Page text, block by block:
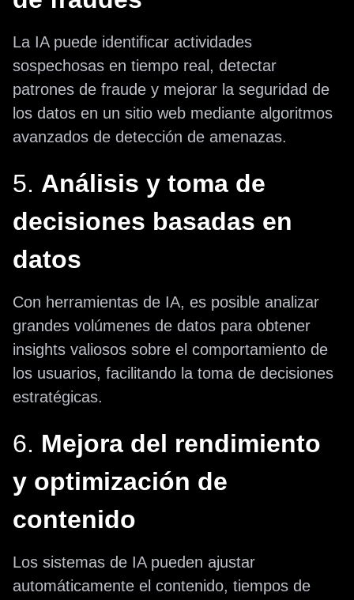
La IA puede identificar actividades
sospechosas en tiempo real, detectar
patrones de fraude y mejorar la seguridad de
los datos en un sitio web mediante algoritmos
avanzados de detección de amenazas.
5. Análisis y toma de
decisiones basadas en
datos
Con herramientas de IA, es posible analizar
grandes volúmenes de datos para obtener
insights valiosos sobre el comportamiento de
los usuarios, facilitando la toma de decisiones
estratégicas.
6. Mejora del rendimiento
y optimización de
contenido
Los sistemas de IA pueden ajustar
automáticamente el contenido, tiempos de